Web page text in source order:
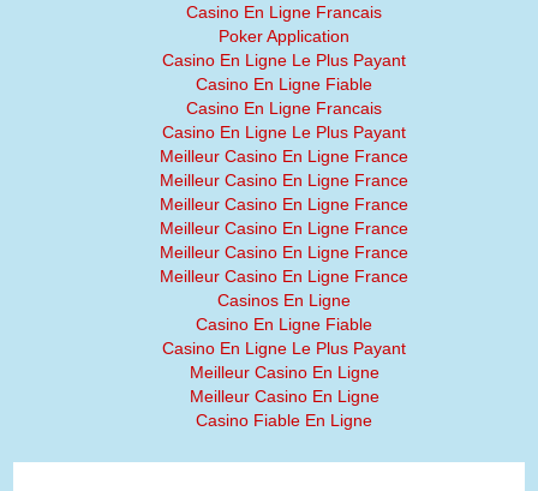
Casino En Ligne Francais
Poker Application
Casino En Ligne Le Plus Payant
Casino En Ligne Fiable
Casino En Ligne Francais
Casino En Ligne Le Plus Payant
Meilleur Casino En Ligne France
Meilleur Casino En Ligne France
Meilleur Casino En Ligne France
Meilleur Casino En Ligne France
Meilleur Casino En Ligne France
Meilleur Casino En Ligne France
Casinos En Ligne
Casino En Ligne Fiable
Casino En Ligne Le Plus Payant
Meilleur Casino En Ligne
Meilleur Casino En Ligne
Casino Fiable En Ligne